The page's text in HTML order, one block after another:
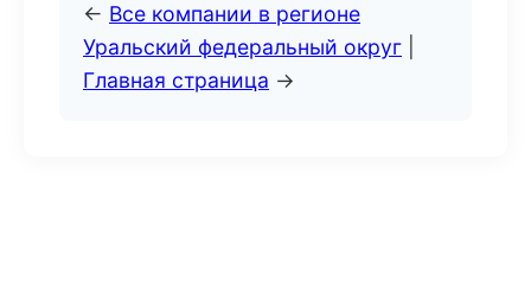
← Все компании в регионе
Уральский федеральный округ
Главная страница →